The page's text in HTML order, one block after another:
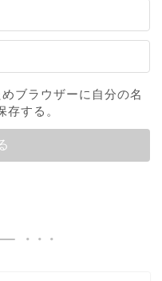
ブラウザーに自分の名
する。